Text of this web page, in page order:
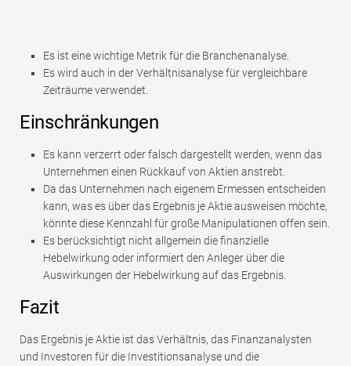
Es ist eine wichtige Metrik für die Branchenanalyse.
Es wird auch in der Verhältnisanalyse für vergleichbare
Zeiträume verwendet.
Einschränkungen
Es kann verzerrt oder falsch dargestellt werden, wenn das
Unternehmen einen Rückkauf von Aktien anstrebt.
Da das Unternehmen nach eigenem Ermessen entscheiden
kann, was es über das Ergebnis je Aktie ausweisen möchte,
könnte diese Kennzahl für große Manipulationen offen sein.
Es berücksichtigt nicht allgemein die finanzielle
Hebelwirkung oder informiert den Anleger über die
Auswirkungen der Hebelwirkung auf das Ergebnis.
Fazit
Das Ergebnis je Aktie ist das Verhältnis, das Finanzanalysten
und Investoren für die Investitionsanalyse und die